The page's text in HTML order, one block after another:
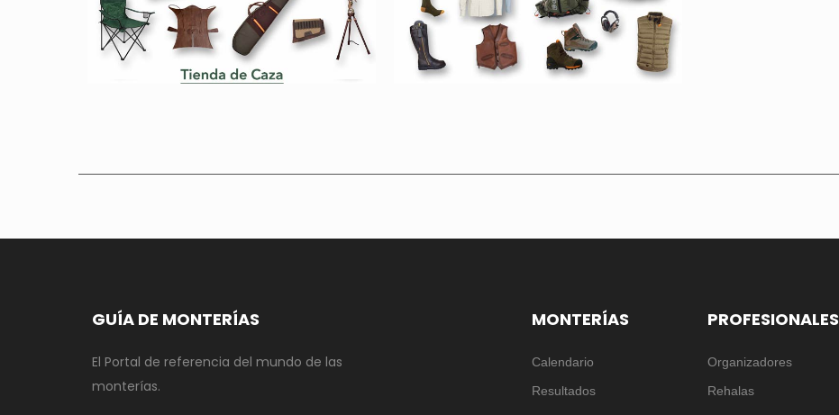
GUÍA DE MONTERÍAS
El Portal de referencia del mundo de las
monterías.
MONTERÍAS
Calendario
Resultados
PROFESIONALES
Organizadores
Rehalas